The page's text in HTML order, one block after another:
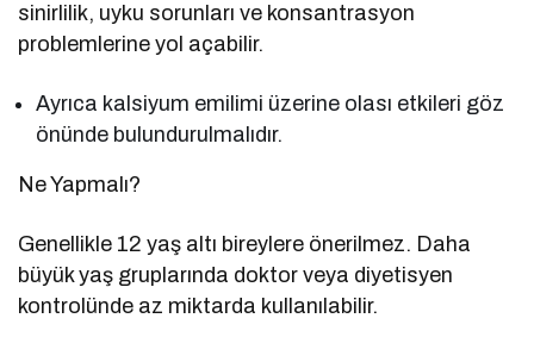
sinirlilik, uyku sorunları ve konsantrasyon
problemlerine yol açabilir.
Ayrıca kalsiyum emilimi üzerine olası etkileri göz
önünde bulundurulmalıdır.
Ne Yapmalı?
Genellikle 12 yaş altı bireylere önerilmez. Daha
büyük yaş gruplarında doktor veya diyetisyen
kontrolünde az miktarda kullanılabilir.